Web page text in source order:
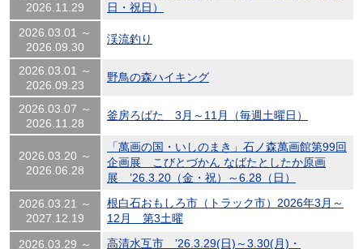
2026.11.29
日・祝日）
2026.03.01 ～
2026.09.30
渓流釣り
2026.03.01 ～
2026.09.23
野鳥の森ハイキング
2026.03.07 ～
2026.11.28
釜房ろばた 3月～11月（毎週土曜日）
2026.03.20 ～
2026.06.28
「萬画の国・いしのまき」石ノ森萬画館第99回
企画展 こびとづかん なばたとしたか原画
展 ’26.3.20（金・祝）～6.28（日）
2026.03.21 ～
2027.12.19
根白石おもしろ市（トラック市）2026年3月～
12月 第3土曜
2026.03.29 ～
高清水互市 ’26.3.29(日)～3.30(月)・